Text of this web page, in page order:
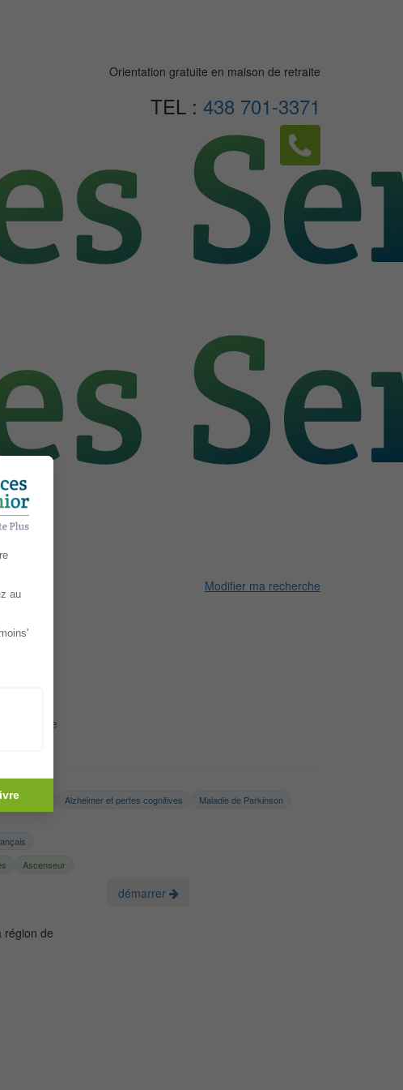
Orientation gratuite en maison de retraite
TEL : 438 701-3371
Modifier ma recherche
Retraités Alzheimer et pertes cognitives
Maladie de Parkinson
Ascenseur
région de
démarrer